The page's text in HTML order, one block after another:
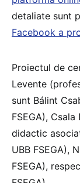
detaliate sunt
Facebook a
Proiectul de
Levente
sunt Bálint
FSEGA),
didactic
UBB FSEGA),
FSEGA),